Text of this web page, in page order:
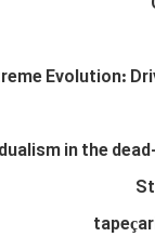
Evolution:
in the